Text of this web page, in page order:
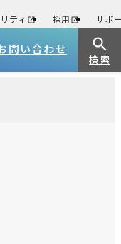
ティ 採用 サポ
問い合わせ
検 索